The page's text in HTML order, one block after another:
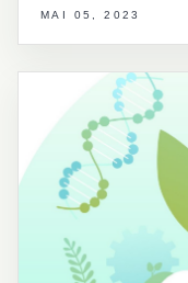
MAI 05, 2023